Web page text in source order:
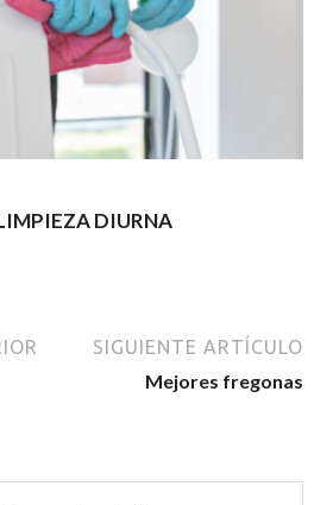
DIURNA
SIGUIENTE ARTÍCULO
Mejores fregonas